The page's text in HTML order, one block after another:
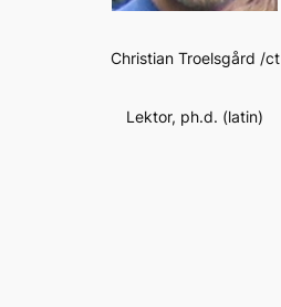
Christian Troelsgård /ct
Lektor, ph.d. (latin)